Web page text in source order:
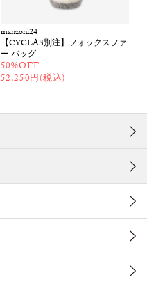
manzoni24
【CYCLAS別注】フォックスファ
ー バッグ
50%OFF
52,250円(税込)